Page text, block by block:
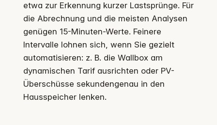
etwa zur Erkennung kurzer Lastsprünge. Für
die Abrechnung und die meisten Analysen
genügen 15-Minuten-Werte. Feinere
Intervalle lohnen sich, wenn Sie gezielt
automatisieren: z. B. die Wallbox am
dynamischen Tarif ausrichten oder PV-
Überschüsse sekundengenau in den
Hausspeicher lenken.